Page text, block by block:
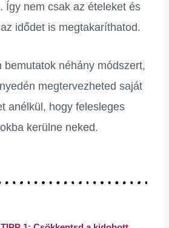
Így nem csak az ételeket és
idődet is megtakaríthatod.
bemutatok néhány módszert,
megtervezheted saját
anélkül, hogy felesleges
kerülne neked.